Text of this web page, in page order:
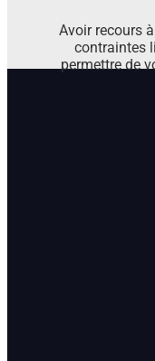
Avoir recours
contraintes
permettre de